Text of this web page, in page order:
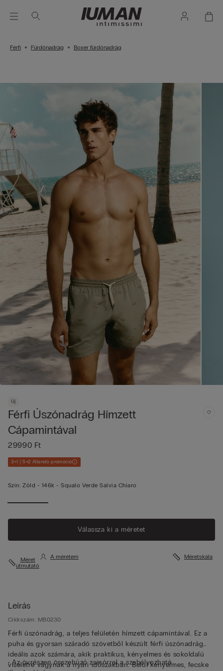
Férfi Fürdőnadrág Boxer fürdőnadrág
Új
Férfi Úszónadrág Hímzett
Cápamintával
29990 Ft
3+1 | 5+2 Állandó promóció
Szín: Zöld - 146k - Squalo Verde Salvia Chiaro
Válassza ki a méretet
Méret
útmutató
A méretem Méretskála
Leírás
Cikkszám: MB0230
Férfi úszónadrág, a teljes felületén hímzett cápamintával. Ez a
puha és gyorsan száradó szövetből készült férfi úszónadrág
ideális azok számára, akik praktikus, kényelmes és sokoldalú
viseletre vágynak a nyári időszakban. Belül kényelmes, fecske
• Az övrészen összehúzó zsinórral a szabályozható